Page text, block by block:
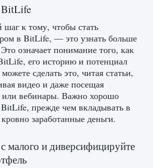
команды и стадионы в EA
2 395 0 2
Palworld EPalworld
мира — Невозможно
данных мира»
BitLife
к тому, чтобы стать
в BitLife, — это узнать больше
означает понимание того, как
его историю и потенциал
сделать это, читая статьи,
видео и даже посещая
вебинары. Важно хорошо
прежде чем вкладывать в
заработанные деньги.
малого и диверсифицируйте